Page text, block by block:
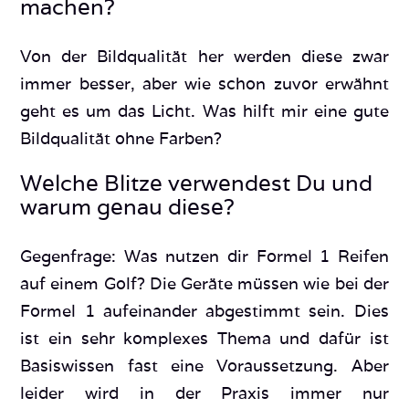
machen?
Von der Bildqualität her werden diese zwar
immer besser, aber wie schon zuvor erwähnt
geht es um das Licht. Was hilft mir eine gute
Bildqualität ohne Farben?
Welche Blitze verwendest Du und
warum genau diese?
Gegenfrage: Was nutzen dir Formel 1 Reifen
auf einem Golf? Die Geräte müssen wie bei der
Formel 1 aufeinander abgestimmt sein. Dies
ist ein sehr komplexes Thema und dafür ist
Basiswissen fast eine Voraussetzung. Aber
leider wird in der Praxis immer nur